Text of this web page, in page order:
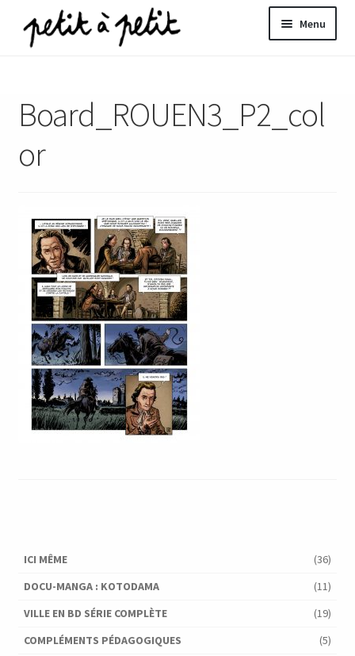
Aller
à
Aller
au
Menu
Board_ROUEN3_P2_col
or
ICI MÊME
(36)
DOCU-MANGA : KOTODAMA
(11)
VILLE EN BD SÉRIE COMPLÈTE
(19)
COMPLÉMENTS PÉDAGOGIQUES
(5)